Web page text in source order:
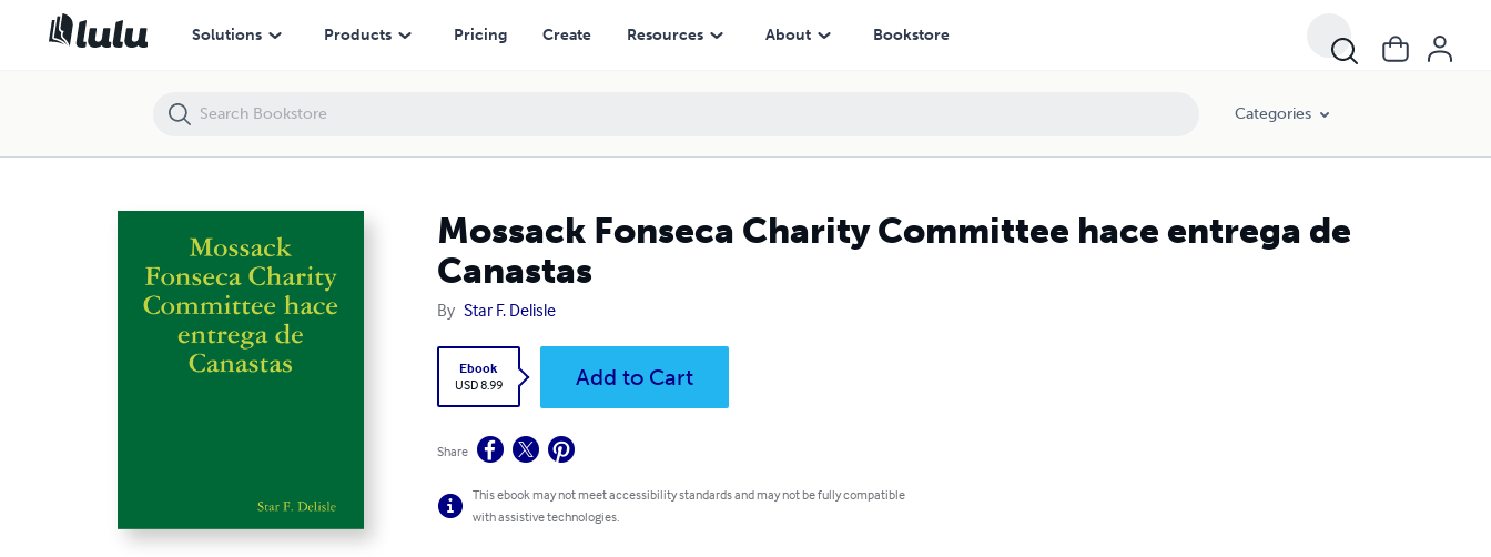
Solutions Products Pricing Create Resources About Bookstore
Categories
Mossack Fonseca Charity Committee hace entrega de
Canastas
By Star F. Delisle
Ebook
USD 8.99
Add to Cart
Share
This ebook may not meet accessibility standards and may not be fully compatible
with assistive technologies.
Mossack Fonseca Charity Committee hace entrega de Canastas